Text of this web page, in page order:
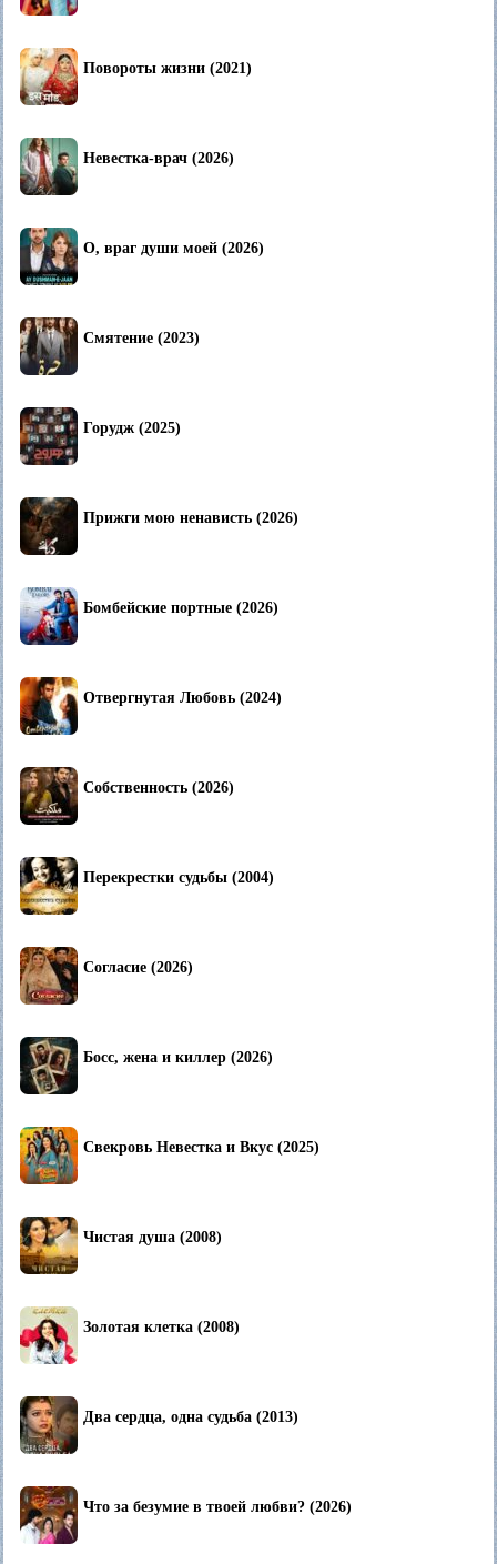
Повороты жизни (2021)
Невестка-врач (2026)
О, враг души моей (2026)
Смятение (2023)
Горудж (2025)
Прижги мою ненависть (2026)
Бомбейские портные (2026)
Отвергнутая Любовь (2024)
Собственность (2026)
Перекрестки судьбы (2004)
Согласие (2026)
Босс, жена и киллер (2026)
Свекровь Невестка и Вкус (2025)
Чистая душа (2008)
Золотая клетка (2008)
Два сердца, одна судьба (2013)
Что за безумие в твоей любви? (2026)